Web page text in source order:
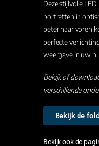
Deze stijlvolle
portretten in
beter naar voren
perfecte
weergave in uw
Bekijk of
verschillende
Bekijk de
Bekijk ook de